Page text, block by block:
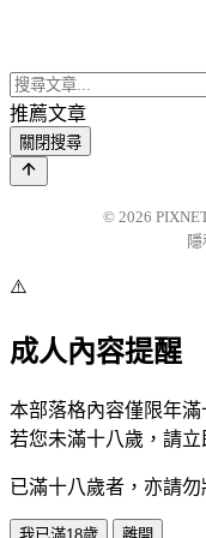
推薦文章
關閉搜尋
© 2026
⚠️
成人內容提醒
本部落格內容僅限年滿
若您未滿十八歲，請立
已滿十八歲者，亦請